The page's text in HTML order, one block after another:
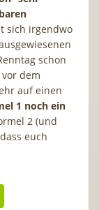
sich irgendwo
schon
dem
auf einen
1 noch ein
2 (und
euch